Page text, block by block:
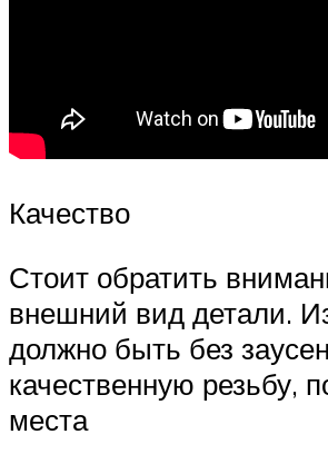
Качество
Стоит обратить
внешний вид детали.
должно быть без
качественную резьбу,
места